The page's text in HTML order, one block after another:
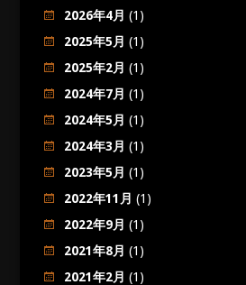
2026年4月 (1)
2025年5月 (1)
2025年2月 (1)
2024年7月 (1)
2024年5月 (1)
2024年3月 (1)
2023年5月 (1)
2022年11月 (1)
2022年9月 (1)
2021年8月 (1)
2021年2月 (1)